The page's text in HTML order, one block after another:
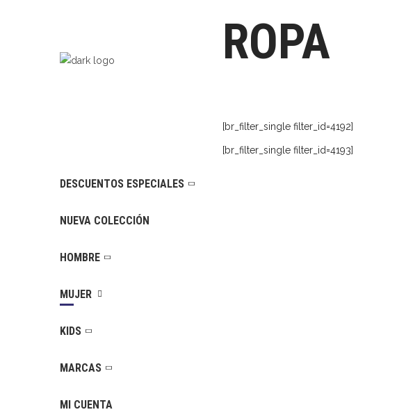
DESCUENTOS ESPECIALES
NUEVA COLECCIÓN
HOMBRE
MUJER
KIDS
MARCAS
MI CUENTA
ROPA
[br_filter_single filter_id=4192]
[br_filter_single filter_id=4193]